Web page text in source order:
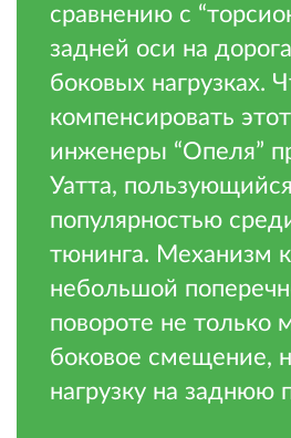
сравнению с
задней оси на
боковых нагрузках.
компенсировать
инженеры “Опеля”
Уатта,
популярностью
тюнинга. Механизм
небольшой
повороте не только
боковое смещение,
нагрузку на заднюю